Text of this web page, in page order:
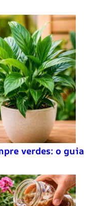
verdes: o guia